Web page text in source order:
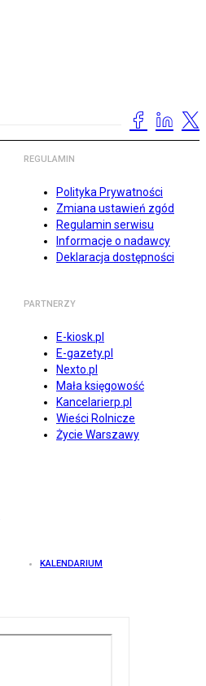
REGULAMIN
Polityka Prywatności
Zmiana ustawień zgód
Regulamin serwisu
Informacje o nadawcy
Deklaracja dostępności
PARTNERZY
E-kiosk.pl
E-gazety.pl
Nexto.pl
Mała księgowość
Kancelarierp.pl
Wieści Rolnicze
Życie Warszawy
KALENDARIUM